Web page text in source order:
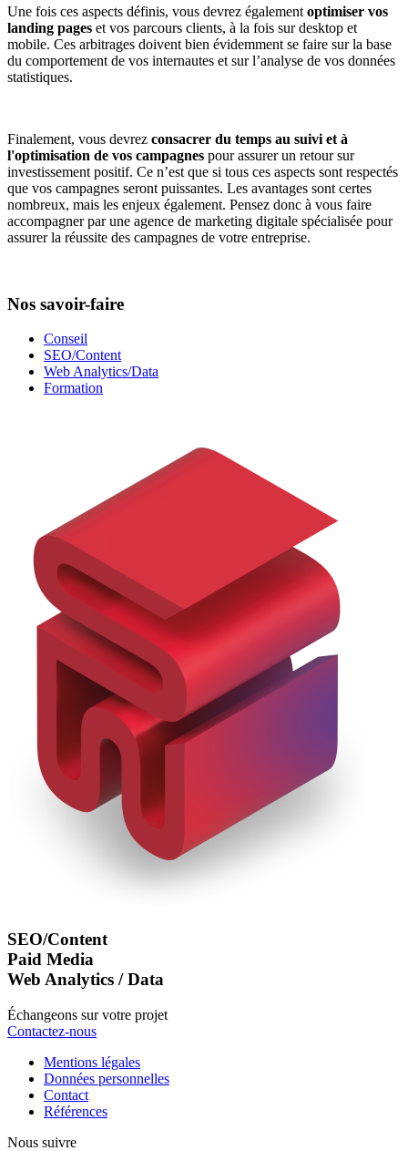
Une fois ces aspects définis, vous devrez également optimiser vos
landing pages et vos parcours clients, à la fois sur desktop et
mobile. Ces arbitrages doivent bien évidemment se faire sur la base
du comportement de vos internautes et sur l’analyse de vos données
statistiques.
Finalement, vous devrez consacrer du temps au suivi et à
l'optimisation de vos campagnes pour assurer un retour sur
investissement positif. Ce n’est que si tous ces aspects sont respectés
que vos campagnes seront puissantes. Les avantages sont certes
nombreux, mais les enjeux également. Pensez donc à vous faire
accompagner par une agence de marketing digitale spécialisée pour
assurer la réussite des campagnes de votre entreprise.
Nos savoir-faire
Conseil
SEO/Content
Web Analytics/Data
Formation
SEO/Content
Paid Media
Web Analytics / Data
Échangeons sur votre projet
Contactez-nous
Mentions légales
Données personnelles
Contact
Références
Nous suivre